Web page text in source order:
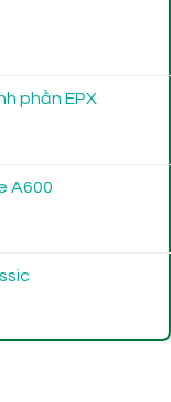
phần EPX
A600